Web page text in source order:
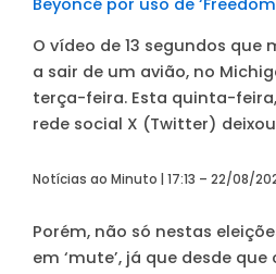
O vídeo de 13 segundos
a sair de um avião, no
terça-feira. Esta quinta-
rede social X (Twitter)
Notícias ao Minuto | 17:13 – 22/08/
Porém, não só nestas
em ‘mute’, já que desde